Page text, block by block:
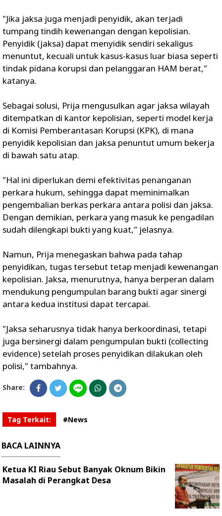
"Jika jaksa juga menjadi penyidik, akan terjadi
tumpang tindih kewenangan dengan kepolisian.
Penyidik (jaksa) dapat menyidik sendiri sekaligus
menuntut, kecuali untuk kasus-kasus luar biasa seperti
tindak pidana korupsi dan pelanggaran HAM berat,"
katanya.
Sebagai solusi, Prija mengusulkan agar jaksa wilayah
ditempatkan di kantor kepolisian, seperti model kerja
di Komisi Pemberantasan Korupsi (KPK), di mana
penyidik kepolisian dan jaksa penuntut umum bekerja
di bawah satu atap.
"Hal ini diperlukan demi efektivitas penanganan
perkara hukum, sehingga dapat meminimalkan
pengembalian berkas perkara antara polisi dan jaksa.
Dengan demikian, perkara yang masuk ke pengadilan
sudah dilengkapi bukti yang kuat," jelasnya.
Namun, Prija menegaskan bahwa pada tahap
penyidikan, tugas tersebut tetap menjadi kewenangan
kepolisian. Jaksa, menurutnya, hanya berperan dalam
mendukung pengumpulan barang bukti agar sinergi
antara kedua institusi dapat tercapai.
"Jaksa seharusnya tidak hanya berkoordinasi, tetapi
juga bersinergi dalam pengumpulan bukti (collecting
evidence) setelah proses penyidikan dilakukan oleh
polisi," tambahnya.
Share:
Tag Terkait: #News
BACA LAINNYA
Ketua KI Riau Sebut Banyak Oknum Bikin
Masalah di Perangkat Desa